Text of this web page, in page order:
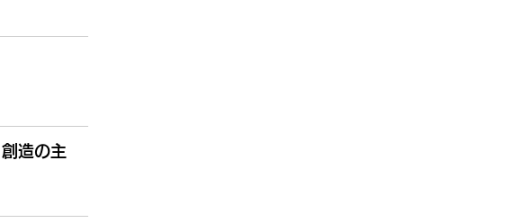
造の主